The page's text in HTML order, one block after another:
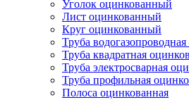
Уголок оцинкованный
Лист оцинкованный
Круг оцинкованный
Труба
Труба квадратная
Труба электросварная
Труба профильная
Полоса оцинкованная